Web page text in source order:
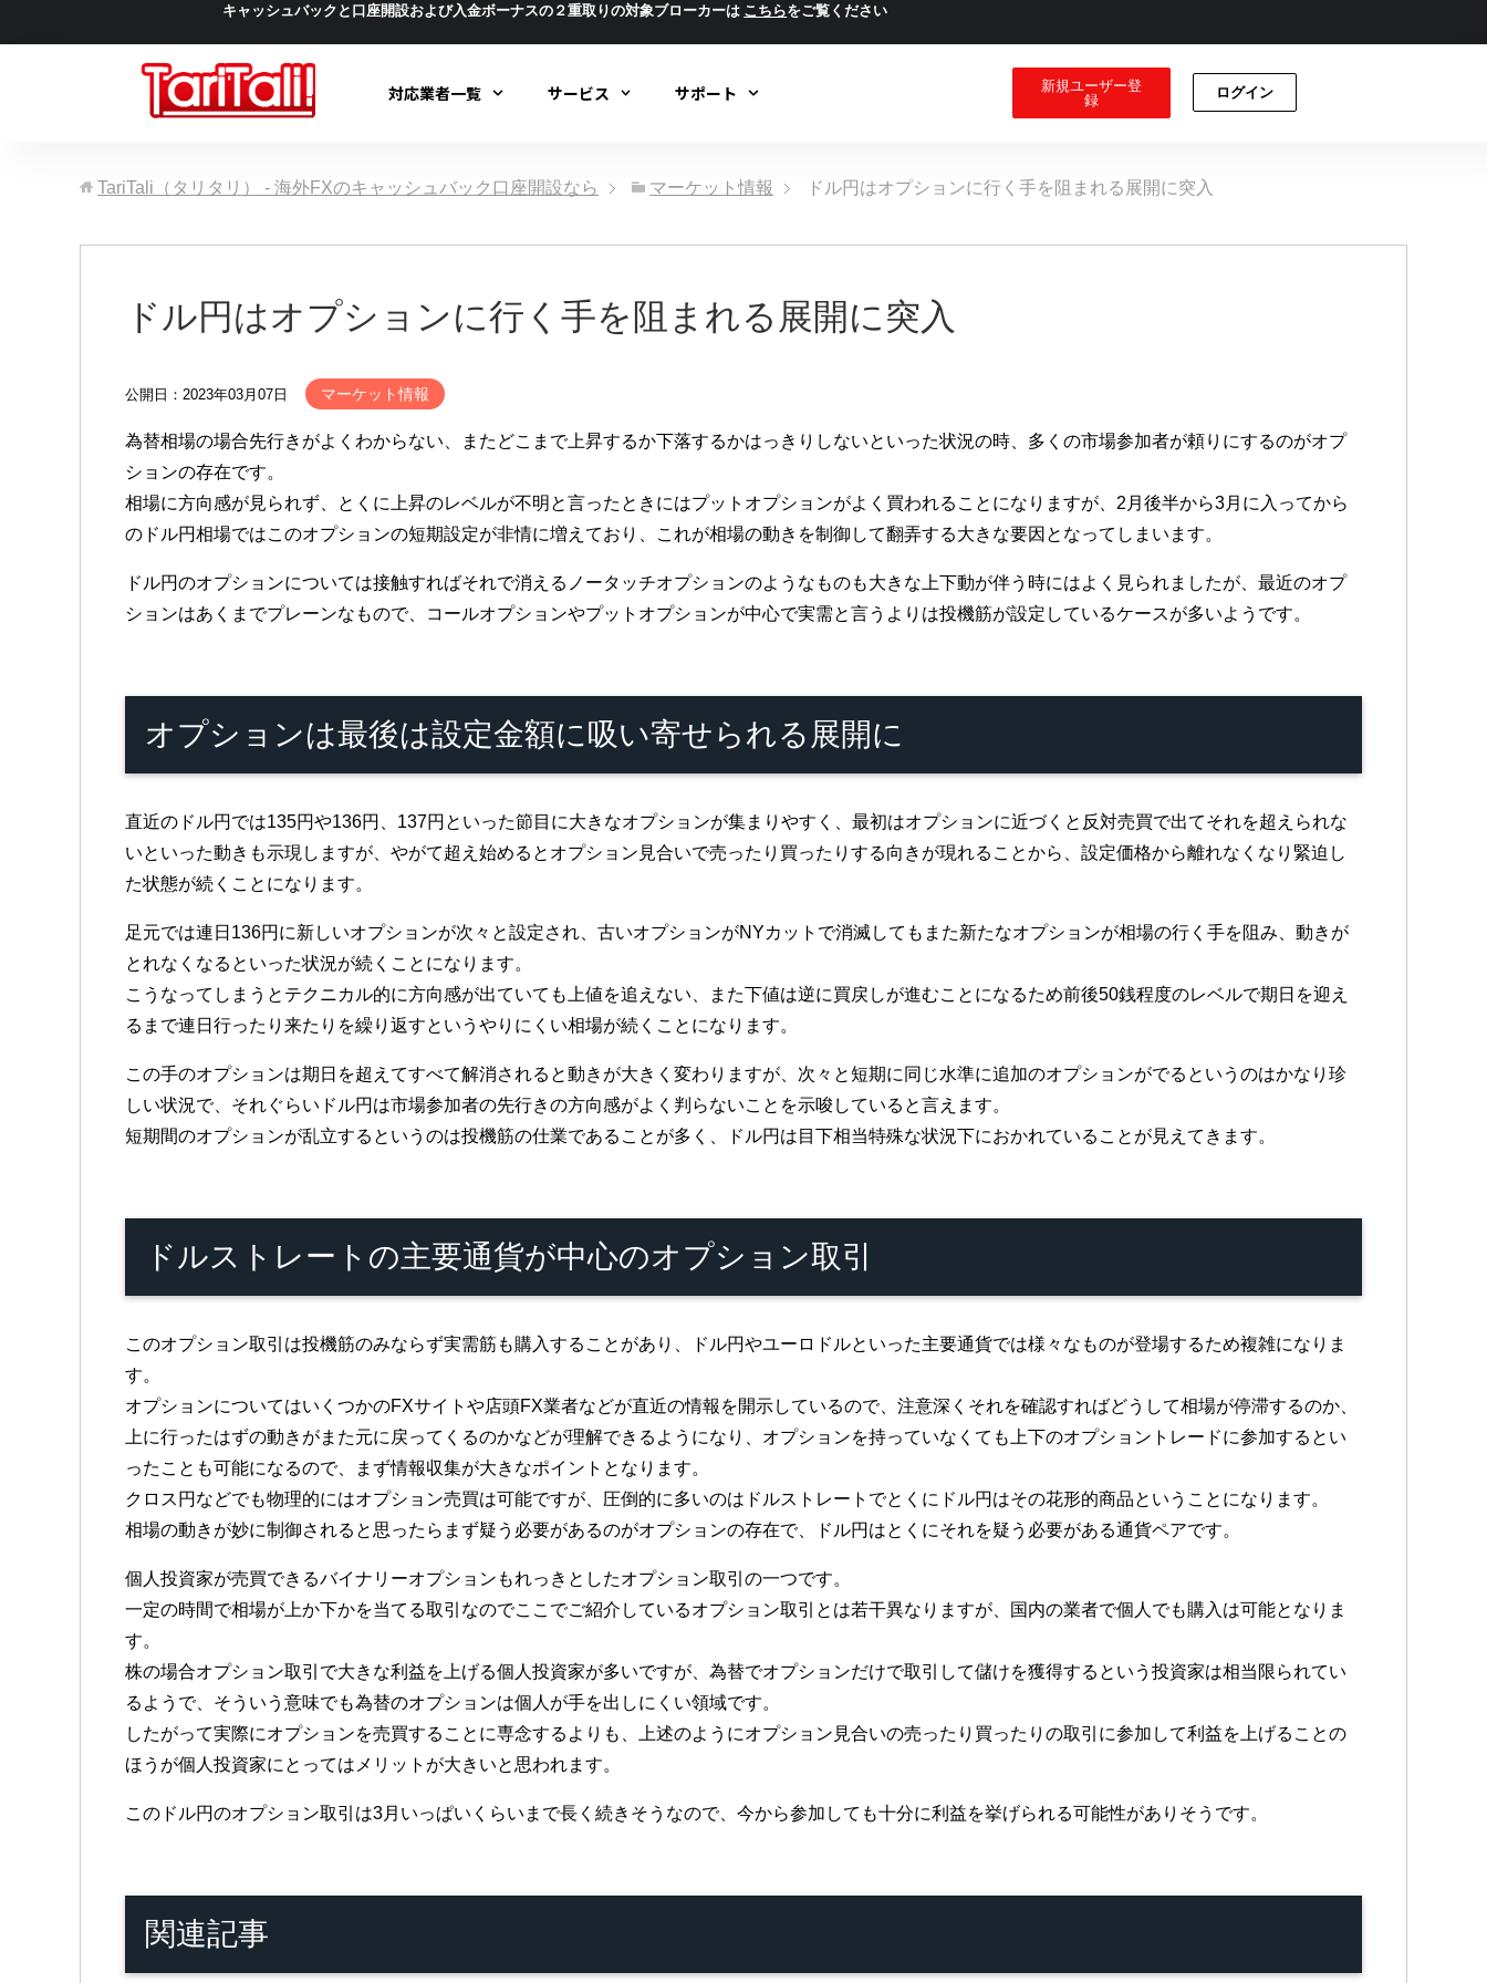
キャッシュバックと口座開設および入金ボーナスの２重取りの対象ブローカーは こちらをご覧ください
対応業者一覧 サービス サポート
新規ユーザー登
録
ログイン
TariTali（タリタリ） - 海外FXのキャッシュバック口座開設なら マーケット情報 ドル円はオプションに行く手を阻まれる展開に突入
ドル円はオプションに行く手を阻まれる展開に突入
公開日：2023年03月07日 マーケット情報
為替相場の場合先行きがよくわからない、またどこまで上昇するか下落するかはっきりしないといった状況の時、多くの市場参加者が頼りにするのがオプ
ションの存在です。
相場に方向感が見られず、とくに上昇のレベルが不明と言ったときにはプットオプションがよく買われることになりますが、2月後半から3月に入ってから
のドル円相場ではこのオプションの短期設定が非情に増えており、これが相場の動きを制御して翻弄する大きな要因となってしまいます。
ドル円のオプションについては接触すればそれで消えるノータッチオプションのようなものも大きな上下動が伴う時にはよく見られましたが、最近のオプ
ションはあくまでプレーンなもので、コールオプションやプットオプションが中心で実需と言うよりは投機筋が設定しているケースが多いようです。
オプションは最後は設定金額に吸い寄せられる展開に
直近のドル円では135円や136円、137円といった節目に大きなオプションが集まりやすく、最初はオプションに近づくと反対売買で出てそれを超えられな
いといった動きも示現しますが、やがて超え始めるとオプション見合いで売ったり買ったりする向きが現れることから、設定価格から離れなくなり緊迫し
た状態が続くことになります。
足元では連日136円に新しいオプションが次々と設定され、古いオプションがNYカットで消滅してもまた新たなオプションが相場の行く手を阻み、動きが
とれなくなるといった状況が続くことになります。
こうなってしまうとテクニカル的に方向感が出ていても上値を追えない、また下値は逆に買戻しが進むことになるため前後50銭程度のレベルで期日を迎え
るまで連日行ったり来たりを繰り返すというやりにくい相場が続くことになります。
この手のオプションは期日を超えてすべて解消されると動きが大きく変わりますが、次々と短期に同じ水準に追加のオプションがでるというのはかなり珍
しい状況で、それぐらいドル円は市場参加者の先行きの方向感がよく判らないことを示唆していると言えます。
短期間のオプションが乱立するというのは投機筋の仕業であることが多く、ドル円は目下相当特殊な状況下におかれていることが見えてきます。
ドルストレートの主要通貨が中心のオプション取引
このオプション取引は投機筋のみならず実需筋も購入することがあり、ドル円やユーロドルといった主要通貨では様々なものが登場するため複雑になりま
す。
オプションについてはいくつかのFXサイトや店頭FX業者などが直近の情報を開示しているので、注意深くそれを確認すればどうして相場が停滞するのか、
上に行ったはずの動きがまた元に戻ってくるのかなどが理解できるようになり、オプションを持っていなくても上下のオプショントレードに参加するとい
ったことも可能になるので、まず情報収集が大きなポイントとなります。
クロス円などでも物理的にはオプション売買は可能ですが、圧倒的に多いのはドルストレートでとくにドル円はその花形的商品ということになります。
相場の動きが妙に制御されると思ったらまず疑う必要があるのがオプションの存在で、ドル円はとくにそれを疑う必要がある通貨ペアです。
個人投資家が売買できるバイナリーオプションもれっきとしたオプション取引の一つです。
一定の時間で相場が上か下かを当てる取引なのでここでご紹介しているオプション取引とは若干異なりますが、国内の業者で個人でも購入は可能となりま
す。
株の場合オプション取引で大きな利益を上げる個人投資家が多いですが、為替でオプションだけで取引して儲けを獲得するという投資家は相当限られてい
るようで、そういう意味でも為替のオプションは個人が手を出しにくい領域です。
したがって実際にオプションを売買することに専念するよりも、上述のようにオプション見合いの売ったり買ったりの取引に参加して利益を上げることの
ほうが個人投資家にとってはメリットが大きいと思われます。
このドル円のオプション取引は3月いっぱいくらいまで長く続きそうなので、今から参加しても十分に利益を挙げられる可能性がありそうです。
関連記事